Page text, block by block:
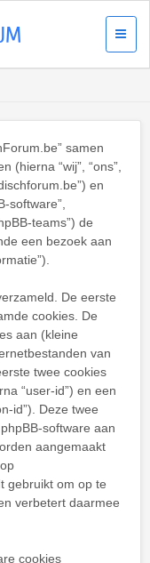
samen
(hierna “wij”, “ons”,
en
software”,
teams”) de
een bezoek aan
De eerste
cookies. De
aan (kleine
van
twee cookies
“user-id”) en een
id”). Deze twee
software aan
aangemaakt
gebruikt om op te
verbetert daarmee
cookies